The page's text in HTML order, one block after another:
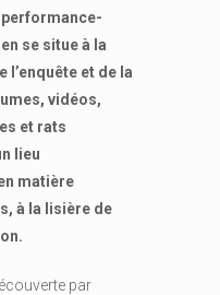
performance-
se situe à la
et de la
vidéos,
et rats
lieu
matière
à la lisière de
par